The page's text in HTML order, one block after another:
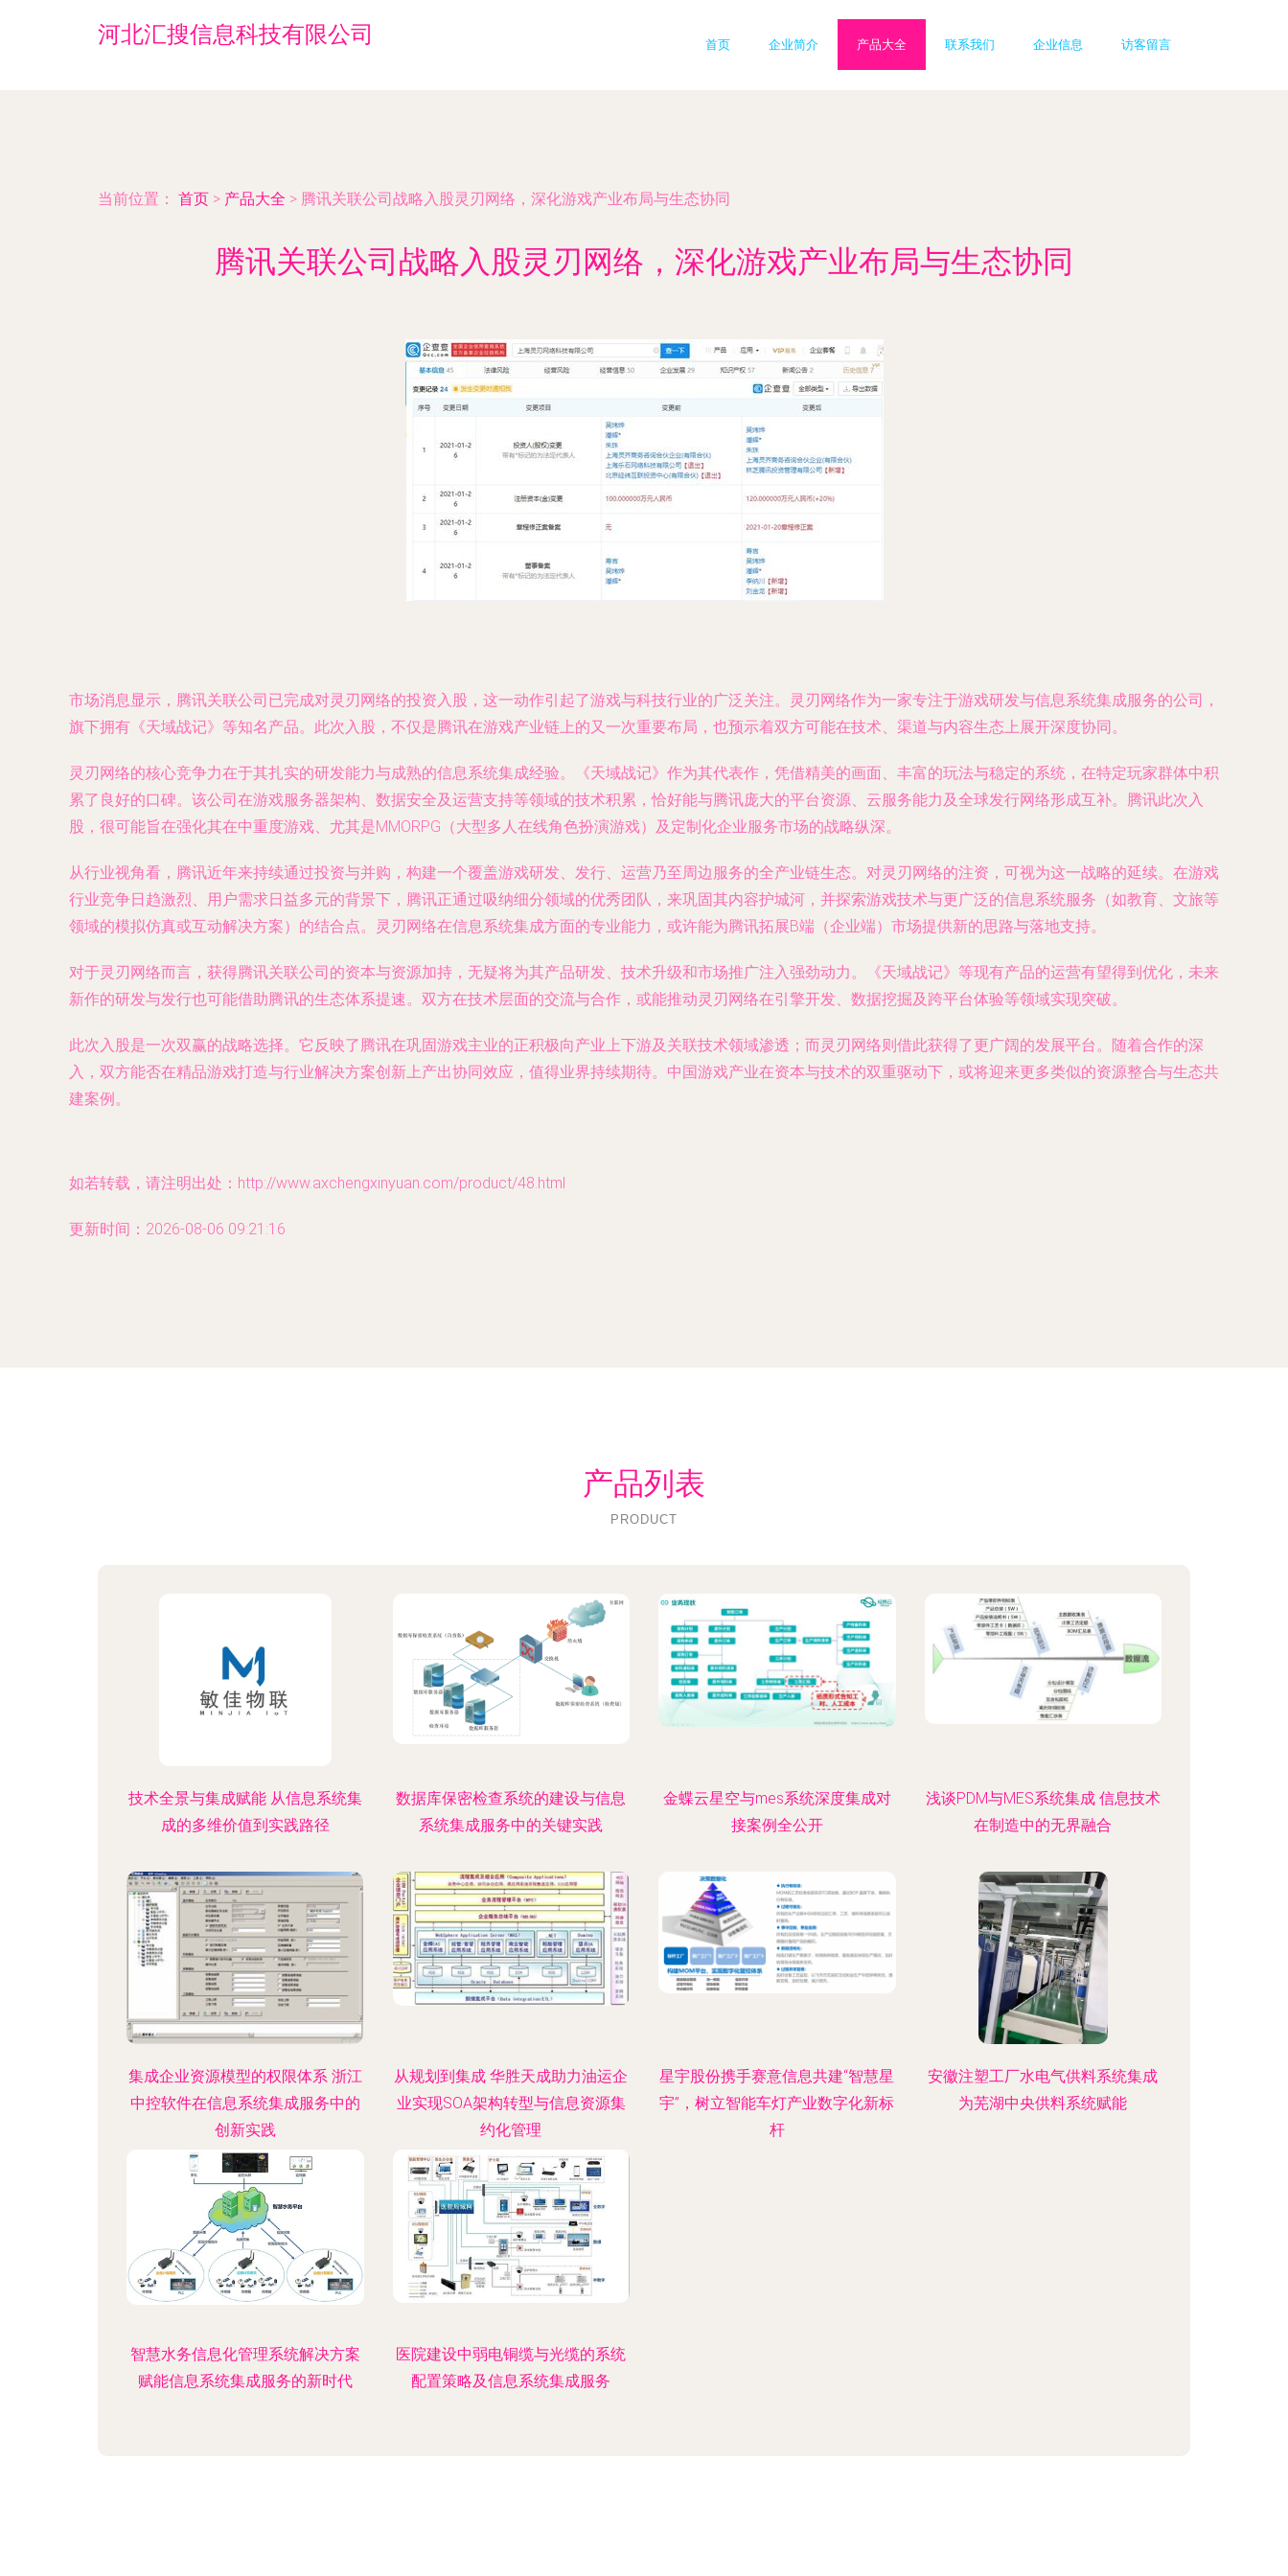
河北汇搜信息科技有限公司 首页 企业简介 产品大全 联系我们 企业信息 访客留言
当前位置： 首页 > 产品大全 > 腾讯关联公司战略入股灵刃网络，深化游戏产业布局与生态协同
腾讯关联公司战略入股灵刃网络，深化游戏产业布局与生态协同
市场消息显示，腾讯关联公司已完成对灵刃网络的投资入股，这一动作引起了游戏与科技行业的广泛关注。灵刃网络作为一家专注于游戏研发与信息系统集成服务的公司，
旗下拥有《天域战记》等知名产品。此次入股，不仅是腾讯在游戏产业链上的又一次重要布局，也预示着双方可能在技术、渠道与内容生态上展开深度协同。
灵刃网络的核心竞争力在于其扎实的研发能力与成熟的信息系统集成经验。《天域战记》作为其代表作，凭借精美的画面、丰富的玩法与稳定的系统，在特定玩家群体中积
累了良好的口碑。该公司在游戏服务器架构、数据安全及运营支持等领域的技术积累，恰好能与腾讯庞大的平台资源、云服务能力及全球发行网络形成互补。腾讯此次入
股，很可能旨在强化其在中重度游戏、尤其是MMORPG（大型多人在线角色扮演游戏）及定制化企业服务市场的战略纵深。
从行业视角看，腾讯近年来持续通过投资与并购，构建一个覆盖游戏研发、发行、运营乃至周边服务的全产业链生态。对灵刃网络的注资，可视为这一战略的延续。在游戏
行业竞争日趋激烈、用户需求日益多元的背景下，腾讯正通过吸纳细分领域的优秀团队，来巩固其内容护城河，并探索游戏技术与更广泛的信息系统服务（如教育、文旅等
领域的模拟仿真或互动解决方案）的结合点。灵刃网络在信息系统集成方面的专业能力，或许能为腾讯拓展B端（企业端）市场提供新的思路与落地支持。
对于灵刃网络而言，获得腾讯关联公司的资本与资源加持，无疑将为其产品研发、技术升级和市场推广注入强劲动力。《天域战记》等现有产品的运营有望得到优化，未来
新作的研发与发行也可能借助腾讯的生态体系提速。双方在技术层面的交流与合作，或能推动灵刃网络在引擎开发、数据挖掘及跨平台体验等领域实现突破。
此次入股是一次双赢的战略选择。它反映了腾讯在巩固游戏主业的正积极向产业上下游及关联技术领域渗透；而灵刃网络则借此获得了更广阔的发展平台。随着合作的深
入，双方能否在精品游戏打造与行业解决方案创新上产出协同效应，值得业界持续期待。中国游戏产业在资本与技术的双重驱动下，或将迎来更多类似的资源整合与生态共
建案例。
如若转载，请注明出处：http://www.axchengxinyuan.com/product/48.html
更新时间：2026-08-06 09:21:16
产品列表
PRODUCT
技术全景与集成赋能 从信息系统集
成的多维价值到实践路径
数据库保密检查系统的建设与信息
系统集成服务中的关键实践
金蝶云星空与mes系统深度集成对
接案例全公开
浅谈PDM与MES系统集成 信息技术
在制造中的无界融合
集成企业资源模型的权限体系 浙江
中控软件在信息系统集成服务中的
创新实践
从规划到集成 华胜天成助力油运企
业实现SOA架构转型与信息资源集
约化管理
星宇股份携手赛意信息共建“智慧星
宇”，树立智能车灯产业数字化新标
杆
安徽注塑工厂水电气供料系统集成
为芜湖中央供料系统赋能
智慧水务信息化管理系统解决方案
赋能信息系统集成服务的新时代
医院建设中弱电铜缆与光缆的系统
配置策略及信息系统集成服务